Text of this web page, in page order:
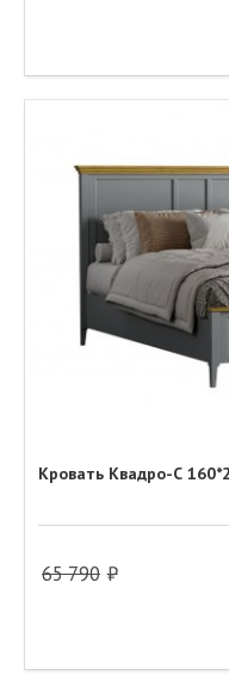
Кровать Квадро-С
65 790